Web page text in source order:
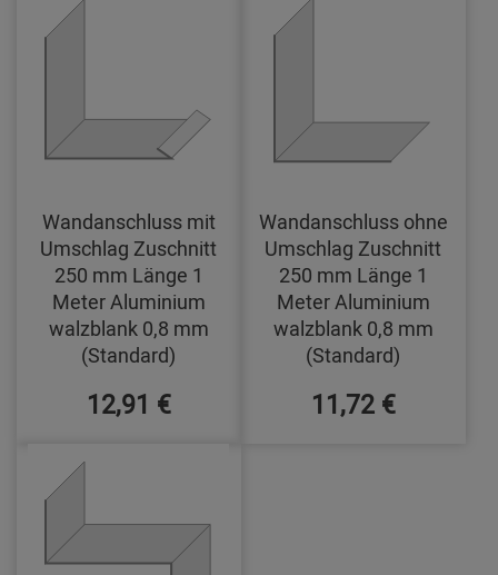
Wandanschluss mit
Umschlag Zuschnitt
250 mm Länge 1
Meter Aluminium
walzblank 0,8 mm
(Standard)
12,91 €
Wandanschluss ohne
Umschlag Zuschnitt
250 mm Länge 1
Meter Aluminium
walzblank 0,8 mm
(Standard)
11,72 €